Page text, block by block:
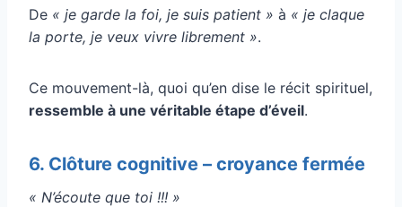
De « je garde la foi, je suis patient » à « je claque
la porte, je veux vivre librement ».
Ce mouvement-là, quoi qu’en dise le récit spirituel,
ressemble à une véritable étape d’éveil.
6. Clôture cognitive – croyance fermée
« N’écoute que toi !!! »